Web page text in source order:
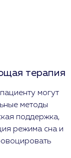
терапия
могут
методы
поддержка,
режима сна и